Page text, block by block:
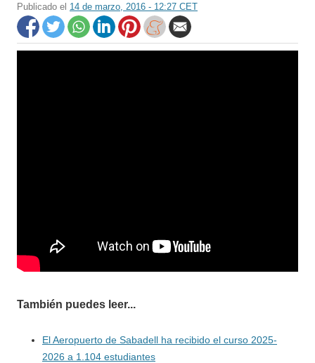
Publicado el 14 de marzo, 2016 - 12:27 CET
También puedes leer...
El Aeropuerto de Sabadell ha recibido el curso 2025-
2026 a 1.104 estudiantes